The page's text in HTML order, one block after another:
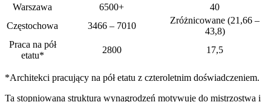
Warszawa
6500+
40
Częstochowa
3466 – 7010
Zróżnicowane (21,66 –
43,8)
Praca na pół
etatu*
2800 17,5
*Architekci pracujący na pół etatu z czteroletnim doświadczeniem.
Ta stopniowana struktura wynagrodzeń motywuje do mistrzostwa i